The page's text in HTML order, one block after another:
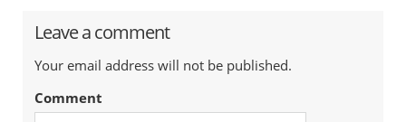
Leave a comment
Your email address will not be published.
Comment